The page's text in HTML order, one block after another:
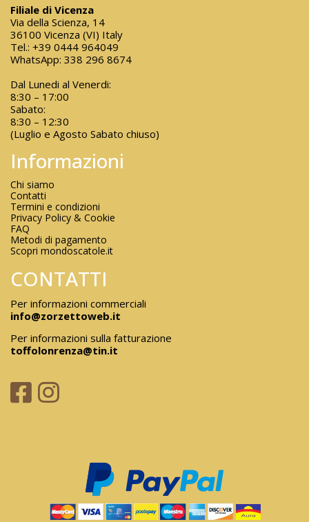
Filiale di Vicenza
Via della Scienza, 14
36100 Vicenza (VI) Italy
Tel.: +39 0444 964049
WhatsApp: 338 296 8674
Dal Lunedi al Venerdi:
8:30 – 17:00
Sabato:
8:30 – 12:30
(Luglio e Agosto Sabato chiuso)
Informazioni
Chi siamo
Contatti
Termini e condizioni
Privacy Policy & Cookie
FAQ
Metodi di pagamento
Scopri mondoscatole.it
CONTATTI
Per informazioni commerciali
info@zorzettoweb.it
Per informazioni sulla fatturazione
toffolonrenza@tin.it